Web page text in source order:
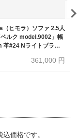
（ヒモラ）ソファ 2.5人
ルク model.9002」幅
革#24 Nライトブラウ
361,000 円
価格です。